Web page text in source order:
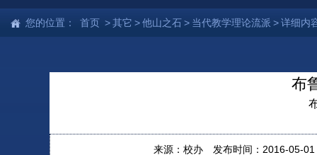
您的位置： 首页 >其它 >他山之石> 当代教学理论流派 >详细内
布
来源：校办 发布时间：2016-05-